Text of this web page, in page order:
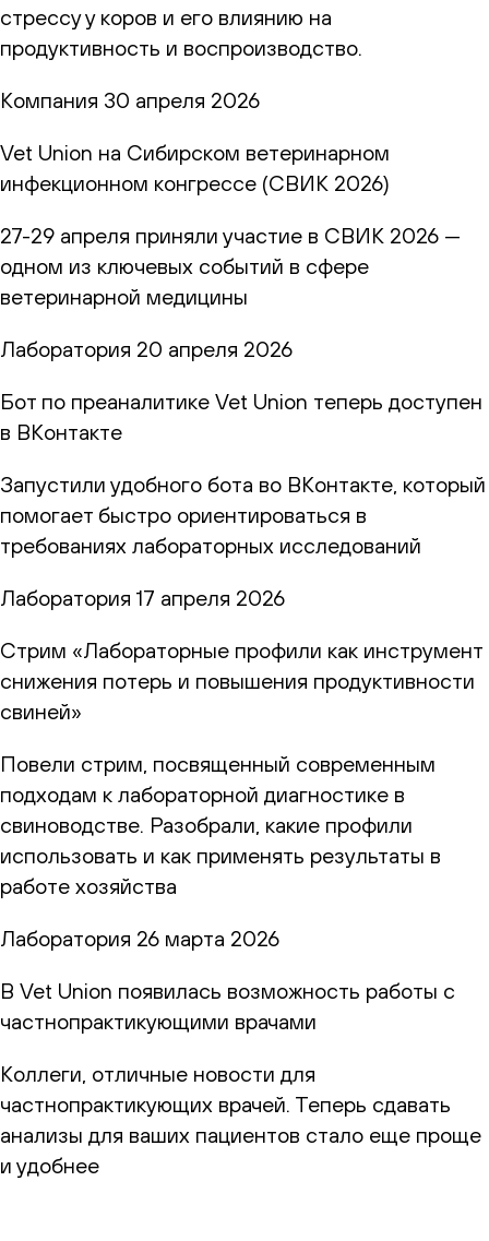
стрессу у коров и его влиянию на
продуктивность и воспроизводство.
Компания 30 апреля 2026
Vet Union на Сибирском ветеринарном
инфекционном конгрессе (СВИК 2026)
27-29 апреля приняли участие в СВИК 2026 —
одном из ключевых событий в сфере
ветеринарной медицины
Лаборатория 20 апреля 2026
Бот по преаналитике Vet Union теперь доступен
в ВКонтакте
Запустили удобного бота во ВКонтакте, который
помогает быстро ориентироваться в
требованиях лабораторных исследований
Лаборатория 17 апреля 2026
Стрим «Лабораторные профили как инструмент
снижения потерь и повышения продуктивности
свиней»
Повели стрим, посвященный современным
подходам к лабораторной диагностике в
свиноводстве. Разобрали, какие профили
использовать и как применять результаты в
работе хозяйства
Лаборатория 26 марта 2026
В Vet Union появилась возможность работы с
частнопрактикующими врачами
Коллеги, отличные новости для
частнопрактикующих врачей. Теперь сдавать
анализы для ваших пациентов стало еще проще
и удобнее